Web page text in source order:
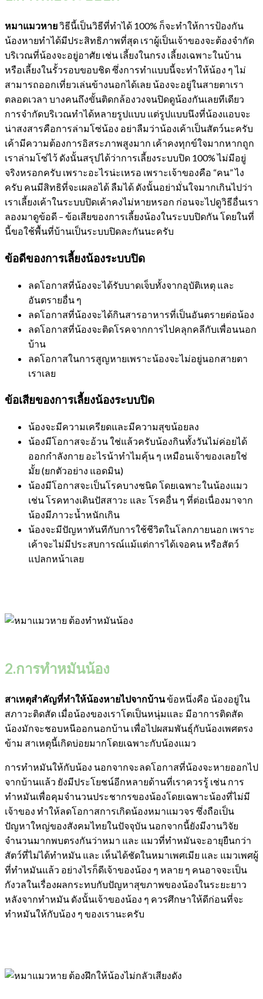
หมาแมวหายวิธีนี้เป็นวิธีที่ทำได้ 100% ก็จะทำให้การป้องกัน
น้องหายทำได้มีประสิทธิภาพที่สุด เราผู้เป็นเจ้าของจะต้องจำกัด
บริเวณที่น้องจะอยู่อาศัย เช่น เลี้ยงในกรง เลี้ยงเฉพาะในบ้าน
หรือเลี้ยงในรั้วรอบขอบชิด ซึ่งการทำแบบนี้จะทำให้น้อง ๆ ไม่
สามารถออกเที่ยวเล่นข้างนอกได้เลย น้องจะอยู่ในสายตาเรา
ตลอดเวลา บางคนถึงขั้นติดกล้องวงจนปิดดูน้องกันเลยทีเดียว
การจำกัดบริเวณทำได้หลายรูปแบบ แต่รูปแบบนึงที่น้องแอบจะ
น่าสงสารคือการล่ามโซ่น้อง อย่าลืมว่าน้องเค้าเป็นสัตว์นะครับ
เค้ามีความต้องการอิสระภาพสูงมาก เค้าคงทุกข์ใจมากหากถูก
เราล่ามโซ่ไว้ ดังนั้นสรุปได้ว่าการเลี้ยงระบบปิด 100% ไม่มีอยู่
จริงหรอกครับ เพราะอะไรน่ะเหรอ เพราะเจ้าของคือ “คน” ไง
ครับ คนมีสิทธิที่จะเผลอได้ ลืมได้ ดังนั้นอย่ามั่นใจมากเกินไปว่า
เราเลี้ยงเค้าในระบบปิดเค้าคงไม่หายหรอก ก่อนจะไปดูวิธีอื่นเรา
ลองมาดูข้อดี – ข้อเสียของการเลี้ยงน้องในระบบปิดกัน โดยในที่
นี้ขอใช้พื้นที่บ้านเป็นระบบปิดละกันนะครับ
ข้อดีของการเลี้ยงน้องระบบปิด
ลดโอกาสที่น้องจะได้รับบาดเจ็บทั้งจากอุบัติเหตุ และ
อันตรายอื่น ๆ
ลดโอกาสที่น้องจะได้กินสารอาหารที่เป็นอันตรายต่อน้อง
ลดโอกาสที่น้องจะติดโรคจากการไปคลุกคลีกับเพื่อนนอก
บ้าน
ลดโอกาสในการสูญหายเพราะน้องจะไม่อยู่นอกสายตา
เราเลย
ข้อเสียของการเลี้ยงน้องระบบปิด
น้องจะมีความเครียดและมีความสุขน้อยลง
น้องมีโอกาสจะอ้วน ใช่แล้วครับน้องกินทั้งวันไม่ค่อยได้
ออกกำลังกาย อะไรน้าทำไมคุ้น ๆ เหมือนเจ้าของเลยใช่
มั้ย (ยกตัวอย่าง แอดมิน)
น้องมีโอกาสจะเป็นโรคบางชนิด โดยเฉพาะในน้องแมว
เช่น โรคทางเดินปัสสาวะ และ โรคอื่น ๆ ที่ต่อเนื่องมาจาก
น้องมีภาวะน้ำหนักเกิน
น้องจะมีปัญหาทันทีกับการใช้ชีวิตในโลกภายนอก เพราะ
เค้าจะไม่มีประสบการณ์แม้แต่การได้เจอคน หรือสัตว์
แปลกหน้าเลย
2.การทำหมันน้อง
สาเหตุสำคัญที่ทำให้น้องหายไปจากบ้านข้อหนึ่งคือ น้องอยู่ใน
สภาวะติดสัด เมื่อน้องของเราโตเป็นหนุ่มและ มีอาการติดสัด
น้องมักจะชอบหนีออกนอกบ้าน เพื่อไปผสมพันธุ์กับน้องเพศตรง
ข้าม สาเหตุนี้เกิดบ่อยมากโดยเฉพาะกับน้องแมว
การทำหมันให้กับน้อง นอกจากจะลดโอกาสที่น้องจะหายออกไป
จากบ้านแล้ว ยังมีประโยชน์อีกหลายด้านที่เราควรรู้ เช่น การ
ทำหมันเพื่อคุมจำนวนประชากรของน้องโดยเฉพาะน้องที่ไม่มี
เจ้าของ ทำให้ลดโอกาสการเกิดน้องหมาแมวจร ซึ่งถือเป็น
ปัญหาใหญ่ของสังคมไทยในปัจจุบัน นอกจากนี้ยังมีงานวิจัย
จำนวนมากพบตรงกันว่าหมา และ แมวที่ทำหมันจะอายุยืนกว่า
สัตว์ที่ไม่ได้ทำหมัน และ เห็นได้ชัดในหมาเพศเมีย และ แมวเพศผู้
ที่ทำหมันแล้ว อย่างไรก็ดีเจ้าของน้อง ๆ หลาย ๆ คนอาจจะเป็น
กังวลในเรื่องผลกระทบกับปัญหาสุขภาพของน้องในระยะยาว
หลังจากทำหมัน ดังนั้นเจ้าของน้อง ๆ ควรศึกษาให้ดีก่อนที่จะ
ทำหมันให้กับน้อง ๆ ของเรานะครับ